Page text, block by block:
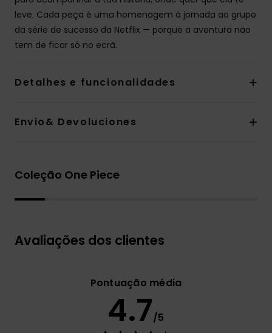
leve. Cada peça é uma homenagem à jornada ao grupo
da série de sucesso da Netflix — porque a aventura não
tem de ficar só no ecrã.
Detalhes e funcionalidades
Envio& Devoluciones
Coleção One Piece
Avaliações dos clientes
Pontuação média
4.7/5